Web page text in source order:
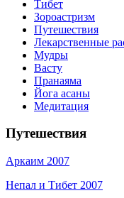
Тибет
Зороастризм
Путешествия
Лекарственные
Мудры
Васту
Пранаяма
Йога асаны
Медитация
Путешествия
Аркаим 2007
Непал и Тибет 2007